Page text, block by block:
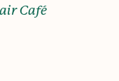
Café